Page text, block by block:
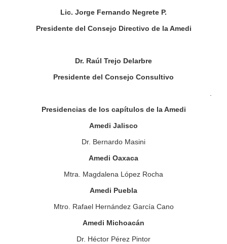
Lic. Jorge Fernando Negrete P.
Presidente del Consejo Directivo de la Amedi
Dr. Raúl Trejo Delarbre
Presidente del Consejo Consultivo
Presidencias de los capítulos de la Amedi
Amedi Jalisco
Dr. Bernardo Masini
Amedi Oaxaca
Mtra. Magdalena López Rocha
Amedi Puebla
Mtro. Rafael Hernández García Cano
Amedi Michoacán
Dr. Héctor Pérez Pintor